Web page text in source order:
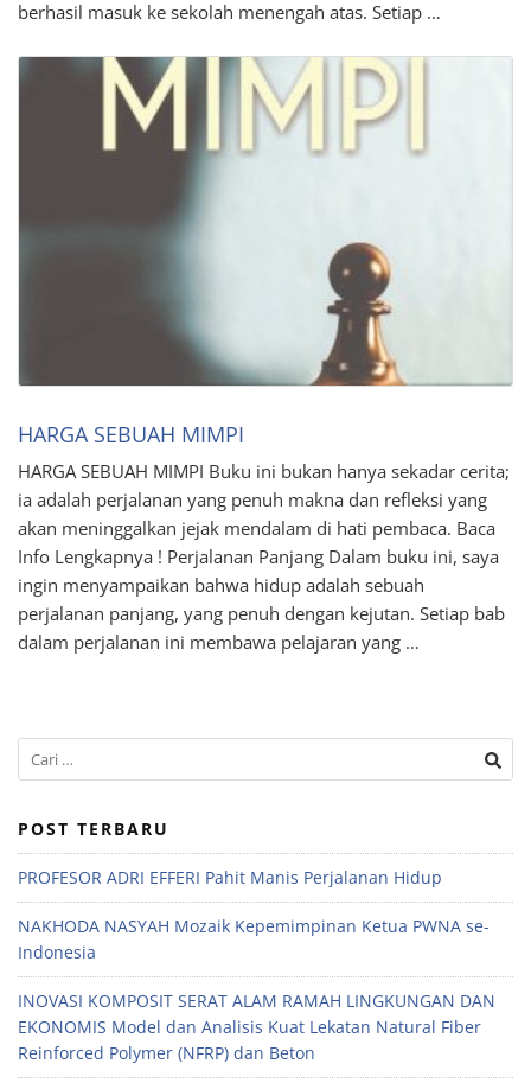
berhasil masuk ke sekolah menengah atas. Setiap …
HARGA SEBUAH MIMPI
HARGA SEBUAH MIMPI Buku ini bukan hanya sekadar cerita;
ia adalah perjalanan yang penuh makna dan refleksi yang
akan meninggalkan jejak mendalam di hati pembaca. Baca
Info Lengkapnya ! Perjalanan Panjang Dalam buku ini, saya
ingin menyampaikan bahwa hidup adalah sebuah
perjalanan panjang, yang penuh dengan kejutan. Setiap bab
dalam perjalanan ini membawa pelajaran yang …
POST TERBARU
PROFESOR ADRI EFFERI Pahit Manis Perjalanan Hidup
NAKHODA NASYAH Mozaik Kepemimpinan Ketua PWNA se-
Indonesia
INOVASI KOMPOSIT SERAT ALAM RAMAH LINGKUNGAN DAN
EKONOMIS Model dan Analisis Kuat Lekatan Natural Fiber
Reinforced Polymer (NFRP) dan Beton